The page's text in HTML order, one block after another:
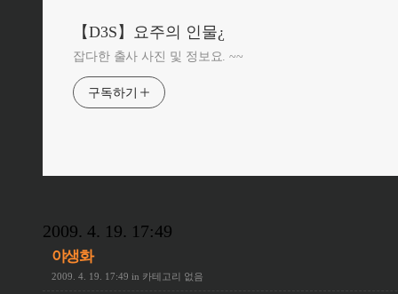
【D3S】요주의 인물¿
잡다한 출사 사진 및 정보요. ~~
구독하기
2009. 4. 19. 17:49
야생화
2009. 4. 19. 17:49 in 카테고리 없음